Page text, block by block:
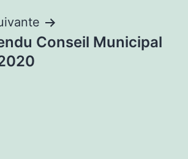
Conseil Municipal